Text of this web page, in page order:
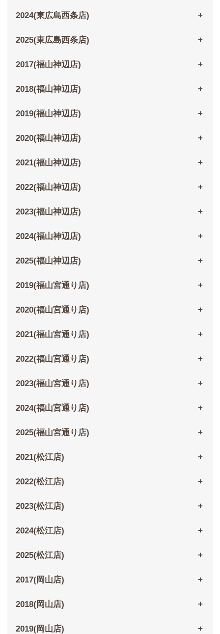
2024(東広島西条店)
2025(東広島西条店)
2017(福山神辺店)
2018(福山神辺店)
2019(福山神辺店)
2020(福山神辺店)
2021(福山神辺店)
2022(福山神辺店)
2023(福山神辺店)
2024(福山神辺店)
2025(福山神辺店)
2019(福山宮通り店)
2020(福山宮通り店)
2021(福山宮通り店)
2022(福山宮通り店)
2023(福山宮通り店)
2024(福山宮通り店)
2025(福山宮通り店)
2021(松江店)
2022(松江店)
2023(松江店)
2024(松江店)
2025(松江店)
2017(岡山店)
2018(岡山店)
2019(岡山店)